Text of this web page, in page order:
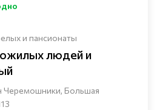
и пансионаты
людей и
Черемошники, Большая